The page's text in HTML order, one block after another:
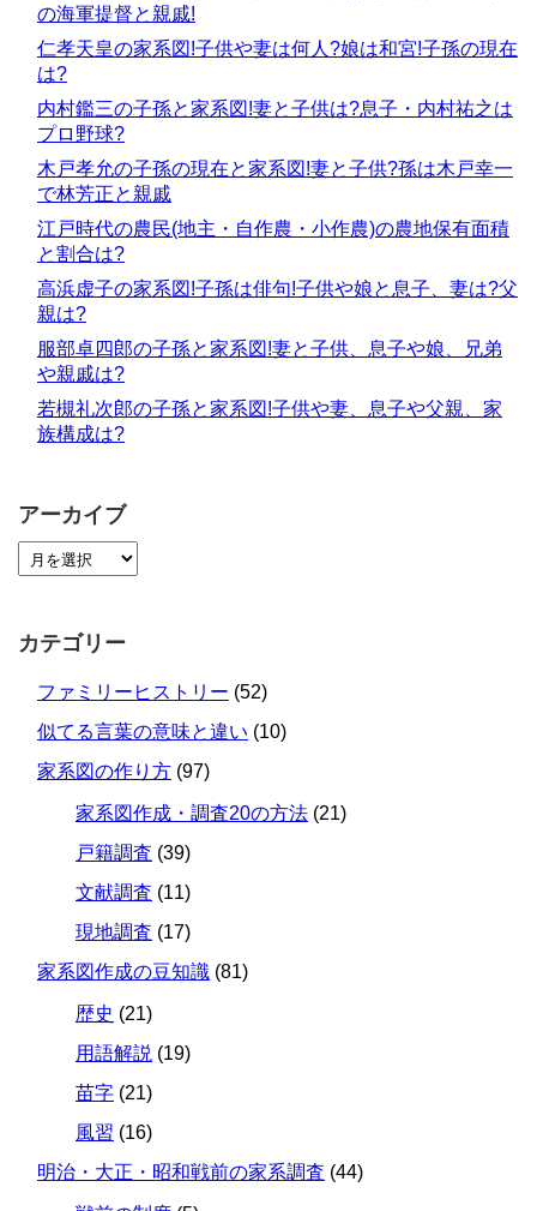
の海軍提督と親戚!
仁孝天皇の家系図!子供や妻は何人?娘は和宮!子孫の現在
は?
内村鑑三の子孫と家系図!妻と子供は?息子・内村祐之は
プロ野球?
木戸孝允の子孫の現在と家系図!妻と子供?孫は木戸幸一
で林芳正と親戚
江戸時代の農民(地主・自作農・小作農)の農地保有面積
と割合は?
高浜虚子の家系図!子孫は俳句!子供や娘と息子、妻は?父
親は?
服部卓四郎の子孫と家系図!妻と子供、息子や娘、兄弟
や親戚は?
若槻礼次郎の子孫と家系図!子供や妻、息子や父親、家
族構成は?
アーカイブ
カテゴリー
ファミリーヒストリー (52)
似てる言葉の意味と違い (10)
家系図の作り方 (97)
家系図作成・調査20の方法 (21)
戸籍調査 (39)
文献調査 (11)
現地調査 (17)
家系図作成の豆知識 (81)
歴史 (21)
用語解説 (19)
苗字 (21)
風習 (16)
明治・大正・昭和戦前の家系調査 (44)